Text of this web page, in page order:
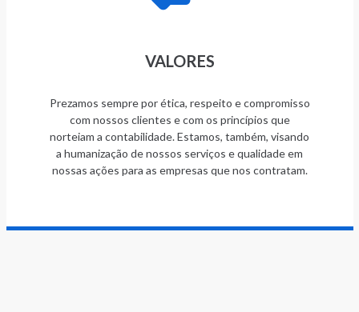
VALORES
Prezamos sempre por ética, respeito e compromisso
com nossos clientes e com os princípios que
norteiam a contabilidade. Estamos, também, visando
a humanização de nossos serviços e qualidade em
nossas ações para as empresas que nos contratam.